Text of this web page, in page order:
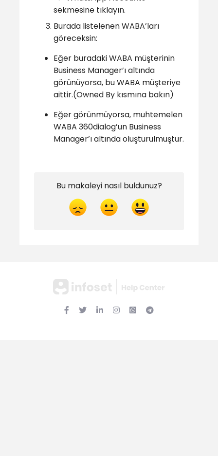
sekmesine tıklayın.
Burada listelenen WABA’ları
göreceksin:
Eğer buradaki WABA müşterinin
Business Manager’ı altında
görünüyorsa, bu WABA müşteriye
aittir.(Owned By kısmına bakın)
Eğer görünmüyorsa, muhtemelen
WABA 360dialog’un Business
Manager’ı altında oluşturulmuştur.
Bu makaleyi nasıl buldunuz?